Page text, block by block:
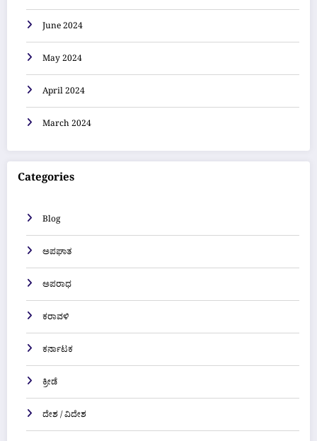
June 2024
May 2024
April 2024
March 2024
Categories
Blog
ಅಪಘಾತ
ಅಪರಾಧ
ಕರಾವಳಿ
ಕರ್ನಾಟಕ
ಕ್ರೀಡೆ
ದೇಶ / ವಿದೇಶ